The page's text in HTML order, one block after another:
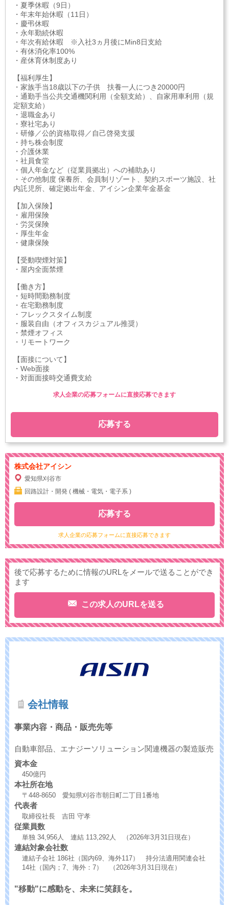
・夏季休暇（9日）
・年末年始休暇（11日）
・慶弔休暇
・永年勤続休暇
・年次有給休暇 ※入社3ヵ月後にMin8日支給
・有休消化率100%
・産休育休制度あり
【福利厚生】
・家族手当18歳以下の子供 扶養一人につき20000円
・通勤手当公共交通機関利用（全額支給）、自家用車利用（規
定額支給）
・退職金あり
・寮社宅あり
・研修／公的資格取得／自己啓発支援
・持ち株会制度
・介護休業
・社員食堂
・個人年金など（従業員拠出）への補助あり
・その他制度 保養所、会員制リゾート、契約スポーツ施設、社
内託児所、確定拠出年金、アイシン企業年金基金
【加入保険】
・雇用保険
・労災保険
・厚生年金
・健康保険
【受動喫煙対策】
・屋内全面禁煙
【働き方】
・短時間勤務制度
・在宅勤務制度
・フレックスタイム制度
・服装自由（オフィスカジュアル推奨）
・禁煙オフィス
・リモートワーク
【面接について】
・Web面接
・対面面接時交通費支給
応募する
求人企業の応募フォームに直接応募できます
株式会社アイシン
愛知県刈谷市
回路設計・開発 ( 機械・電気・電子系 )
求人企業の応募フォームに直接応募できます
応募する
後で応募するために情報のURLをメールで送ることができ
ます
この求人のURLを送る
会社情報
事業内容・商品・販売先等
自動車部品、エナジーソリューション関連機器の製造販売
資本金
450億円
本社所在地
〒448-8650 愛知県刈谷市朝日町二丁目1番地
代表者
取締役社長 吉田 守孝
従業員数
単独 34,956人 連結 113,292人 （2026年3月31日現在）
連結対象会社数
連結子会社 186社（国内69、海外117） 持分法適用関連会社
14社（国内；7、海外：7） （2026年3月31日現在）
"移動"に感動を、未来に笑顔を。